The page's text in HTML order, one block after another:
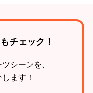
チェック！
シーンを、
ます！